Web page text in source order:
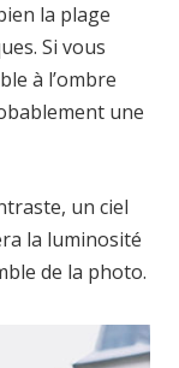
la plage
Si vous
à l’ombre
une
un ciel
la luminosité
de la photo.